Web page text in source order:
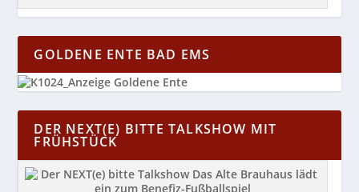
GOLDENE ENTE BAD EMS
DER NEXT(E) BITTE TALKSHOW MIT
FRÜHSTÜCK